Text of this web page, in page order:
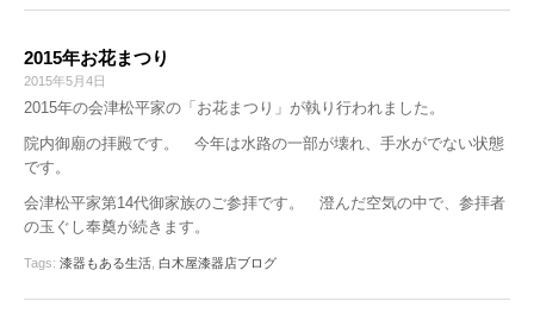
2015年お花まつり
2015年5月4日
2015年の会津松平家の「お花まつり」が執り行われました。
院内御廟の拝殿です。 今年は水路の一部が壊れ、手水がでない状態
です。
会津松平家第14代御家族のご参拝です。 澄んだ空気の中で、参拝者
の玉ぐし奉奠が続きます。
Tags: 漆器もある生活 白木屋漆器店ブログ